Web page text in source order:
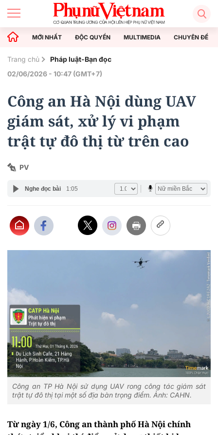
MỚI NHẤT ĐỘC QUYỀN MULTIMEDIA CHUYÊN ĐỀ
Trang chủ
Pháp luật-Bạn đọc
02/06/2026 - 10:47 (GMT+7)
Công an Hà Nội dùng UAV
giám sát, xử lý vi phạm
trật tự đô thị từ trên cao
PV
Nghe đọc bài 1:05
Công an TP Hà Nội sử dụng UAV rong công tác giám sát
trật tự đô thị tại một số địa bàn trọng điểm. Ảnh: CAHN.
Từ ngày 1/6, Công an thành phố Hà Nội chính